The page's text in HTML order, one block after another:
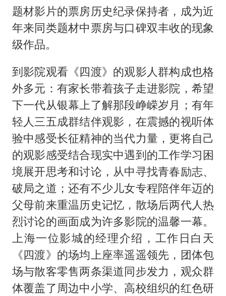
题材影片的票房历史纪录保持者，成为近
年来同类题材中票房与口碑双丰收的现象
级作品。
到影院观看《四渡》的观影人群构成也格
外多元：有家长带着孩子走进影院，希望
下一代从银幕上了解那段峥嵘岁月；有年
轻人三五成群结伴观影，在震撼的视听体
验中感受长征精神的当代力量，更将自己
的观影感受结合现实中遇到的工作学习困
境展开思考和讨论，从中寻找青春励志、
破局之道；还有不少儿女专程陪伴年迈的
父母前来重温历史记忆，散场后两代人热
烈讨论的画面成为许多影院的温馨一幕。
上海一位影城的经理介绍，工作日白天
《四渡》的场均上座率遥遥领先，团体包
场与散客零售两条渠道同步发力，观众群
体覆盖了周边中小学、高校组织的红色研